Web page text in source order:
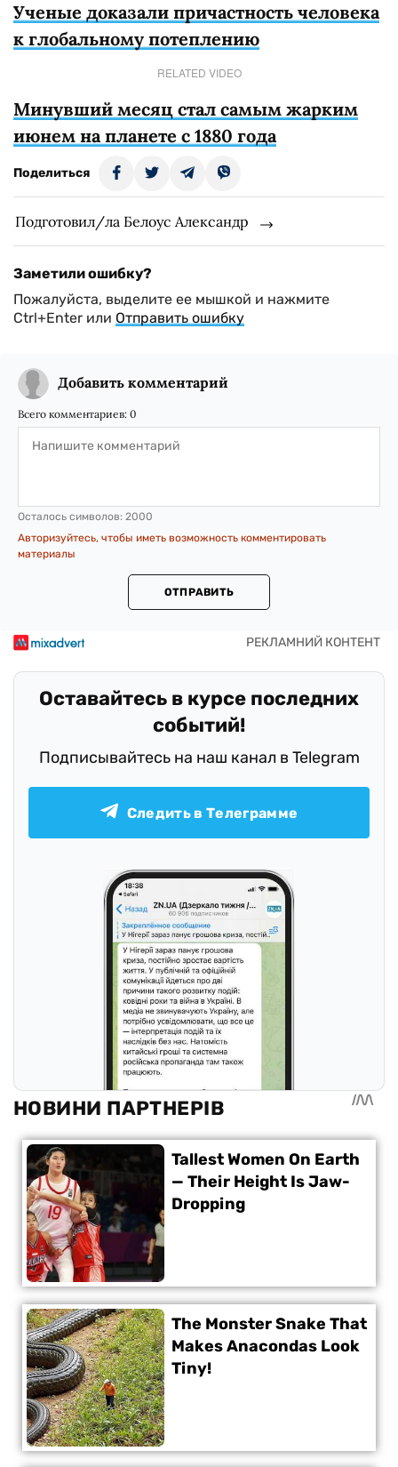
Ученые доказали причастность человека
к глобальному потеплению
RELATED VIDEO
Минувший месяц стал самым жарким
июнем на планете с 1880 года
Поделиться
Подготовил/ла Белоус Александр
Заметили ошибку?
Пожалуйста, выделите ее мышкой и нажмите
Ctrl+Enter или Отправить ошибку
Добавить комментарий
Всего комментариев: 0
Осталось символов: 2000
Авторизуйтесь, чтобы иметь возможность комментировать
материалы
ОТПРАВИТЬ
Оставайтесь в курсе последних
событий!
Подписывайтесь на наш канал в Telegram
Следить в Телеграмме